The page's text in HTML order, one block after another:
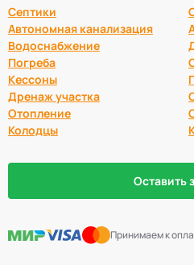
Септики
Автономная канализация
Водоснабжение
Погреба
Кессоны
Дренаж участка
Отопление
Колодцы
Оставить
Принимаем к